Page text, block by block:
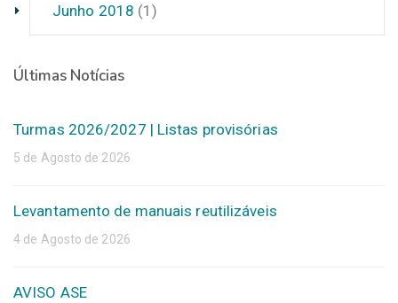
Junho 2018 (1)
Últimas Notícias
Turmas 2026/2027 | Listas provisórias
5 de Agosto de 2026
Levantamento de manuais reutilizáveis
4 de Agosto de 2026
AVISO ASE